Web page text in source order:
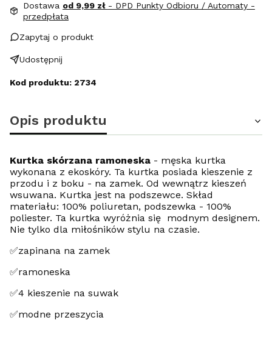
Dostawa od 9,99 zł - DPD Punkty Odbioru / Automaty -
przedpłata
Zapytaj o produkt
Udostępnij
Kod produktu: 2734
Opis produktu
Kurtka skórzana ramoneska - męska kurtka
wykonana z ekoskóry. Ta kurtka posiada kieszenie z
przodu i z boku - na zamek. Od wewnątrz kieszeń
wsuwana. Kurtka jest na podszewce. Skład
materiału: 100% poliuretan, podszewka - 100%
poliester. Ta kurtka wyróżnia się modnym designem.
Nie tylko dla miłośników stylu na czasie.
✅zapinana na zamek
✅ramoneska
✅4 kieszenie na suwak
✅modne przeszycia